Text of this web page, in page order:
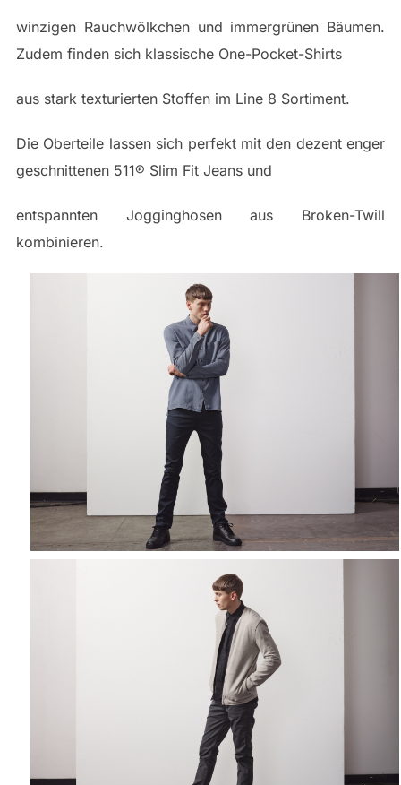
winzigen Rauchwölkchen und immergrünen Bäumen.
Zudem finden sich klassische One-Pocket-Shirts
aus stark texturierten Stoffen im Line 8 Sortiment.
Die Oberteile lassen sich perfekt mit den dezent enger
geschnittenen 511® Slim Fit Jeans und
entspannten Jogginghosen aus Broken-Twill
kombinieren.